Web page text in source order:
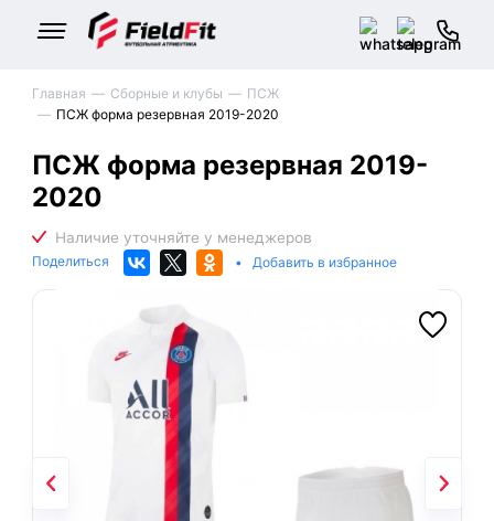
Главная Сборные и клубы
ПСЖ
ПСЖ форма резервная 2019-2020
ПСЖ форма резервная 2019-
2020
Поделиться • Добавить в избранное